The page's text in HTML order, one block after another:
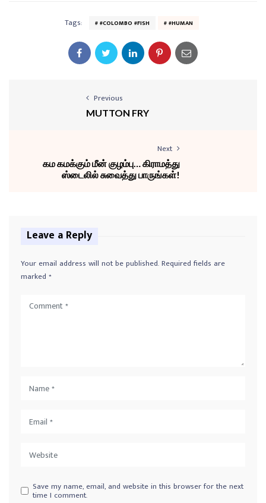
Tags: #COLOMBO #FISH #HUMAN
Previous
MUTTON FRY
Next
கம கமக்கும் மீன் குழம்பு… கிராமத்து
ஸ்டைலில் சுவைத்து பாருங்கள்!
Leave a Reply
Your email address will not be published.Required fields are
marked *
Save my name, email, and website in this browser for the next
time I comment.